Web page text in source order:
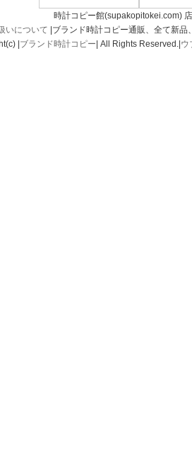
時計コピー館(supakopitokei.com)
いについて |ブランド時計コピー通販、全て新
| ブランド時計コピー | All Rights Reserved.| ウ